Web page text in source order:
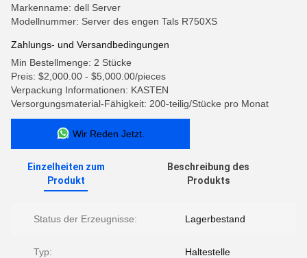
Markenname: dell Server
Modellnummer: Server des engen Tals R750XS
Zahlungs- und Versandbedingungen
Min Bestellmenge: 2 Stücke
Preis: $2,000.00 - $5,000.00/pieces
Verpackung Informationen: KASTEN
Versorgungsmaterial-Fähigkeit: 200-teilig/Stücke pro Monat
Wir Reden Jetzt.
Einzelheiten zum
Produkt
Beschreibung des
Produkts
Status der Erzeugnisse: Lagerbestand
Typ: Haltestelle